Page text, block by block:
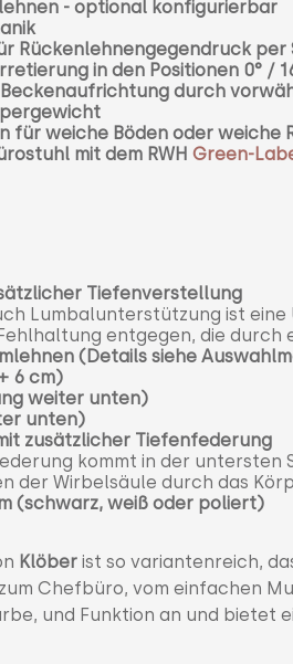
- optional konfigurierbar
Rückenlehnengegendruck per
in den Positionen 0° /
Beckenaufrichtung durch
für weiche Böden oder weiche
mit dem RWH Green-
Tiefenverstellung
Lumbalunterstützung ist
entgegen, die durch
(Details siehe
6 cm)
weiter unten)
unten)
zusätzlicher Tiefenfederung
kommt in der untersten
der Wirbelsäule durch das
(schwarz, weiß oder poliert)
Klöber ist so variantenreich,
Chefbüro, vom einfachen
und Funktion an und bietet